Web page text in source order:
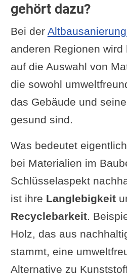
gehört dazu?
Bei der
anderen Regionen
auf die Auswahl von
die sowohl
das Gebäude und
gesund sind.
Was bedeutet
bei Materialien im
Schlüsselaspekt
ist ihre Langlebigkeit
Recyclebarkeit.
Holz, das aus
stammt, eine
Alternative zu